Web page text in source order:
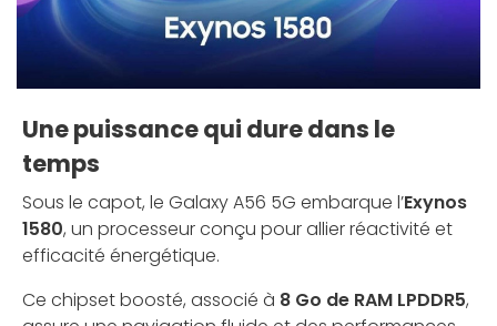
Une puissance qui dure dans le
temps
Sous le capot, le Galaxy A56 5G embarque l’Exynos
1580, un processeur conçu pour allier réactivité et
efficacité énergétique.
Ce chipset boosté, associé à 8 Go de RAM LPDDR5,